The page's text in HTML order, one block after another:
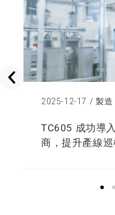
2025-12-17 /製造
TC605 成功導
商，提升產線